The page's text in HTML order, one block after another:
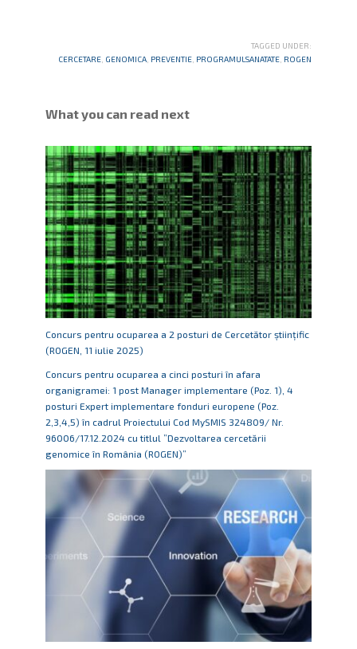
TAGGED UNDER:
CERCETARE, GENOMICA, PREVENTIE, PROGRAMULSANATATE, ROGEN
What you can read next
Concurs pentru ocuparea a 2 posturi de Cercetător științific
(ROGEN, 11 iulie 2025)
Concurs pentru ocuparea a cinci posturi în afara
organigramei: 1 post Manager implementare (Poz. 1), 4
posturi Expert implementare fonduri europene (Poz.
2,3,4,5) în cadrul Proiectului Cod MySMIS 324809/ Nr.
96006/17.12.2024 cu titlul ”Dezvoltarea cercetării
genomice în România (ROGEN)”